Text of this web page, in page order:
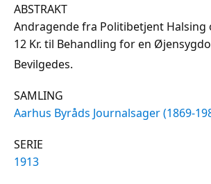
ABSTRAKT
Andragende fra Politibetjent Halsing
12 Kr. til Behandling for en
Bevilgedes.
SAMLING
Aarhus Byråds Journalsager (1869-
SERIE
1913